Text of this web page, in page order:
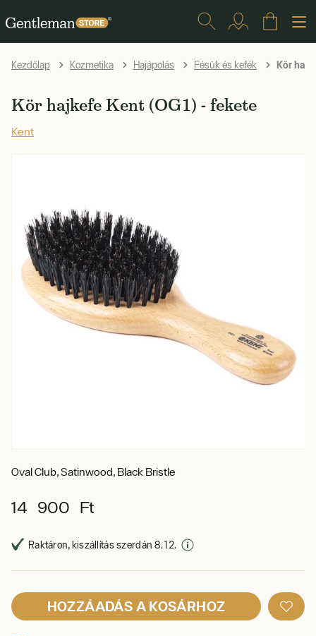
Kezdőlap Kozmetika Hajápolás Fésük és kefék Kör
Kör hajkefe Kent (OG1) - fekete
Kent
Oval Club, Satinwood, Black Bristle
14 900 Ft
Raktáron, kiszállítás szerdán 8. 12.
HOZZÁADÁS A KOSÁRHOZ